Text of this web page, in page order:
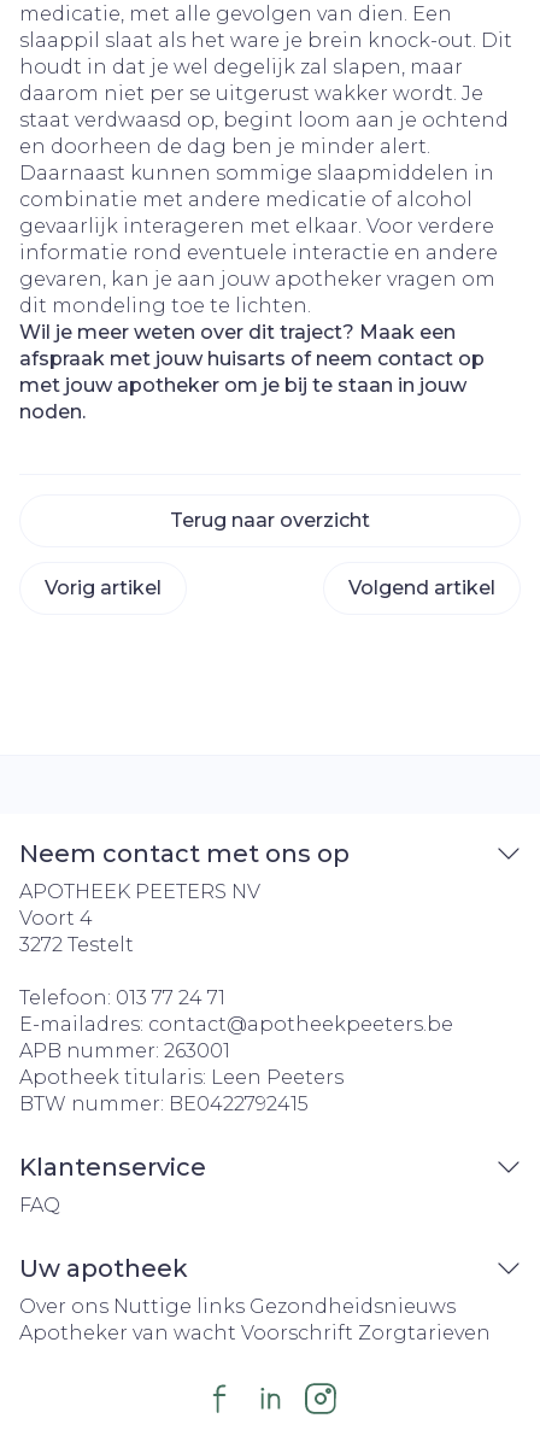
medicatie, met alle gevolgen van dien. Een
slaappil slaat als het ware je brein knock-out. Dit
houdt in dat je wel degelijk zal slapen, maar
daarom niet per se uitgerust wakker wordt. Je
staat verdwaasd op, begint loom aan je ochtend
en doorheen de dag ben je minder alert.
Daarnaast kunnen sommige slaapmiddelen in
combinatie met andere medicatie of alcohol
gevaarlijk interageren met elkaar. Voor verdere
informatie rond eventuele interactie en andere
gevaren, kan je aan jouw apotheker vragen om
dit mondeling toe te lichten.
Wil je meer weten over dit traject? Maak een
afspraak met jouw huisarts of neem contact op
met jouw apotheker om je bij te staan in jouw
noden.
Terug naar overzicht
Vorig artikel Volgend artikel
Neem contact met ons op
APOTHEEK PEETERS NV
Voort 4
3272 Testelt
Telefoon: 013 77 24 71
E-mailadres: contact@apotheekpeeters.be
APB nummer: 263001
Apotheek titularis: Leen Peeters
BTW nummer: BE0422792415
Klantenservice
FAQ
Uw apotheek
Over ons Nuttige links Gezondheidsnieuws
Apotheker van wacht Voorschrift Zorgtarieven